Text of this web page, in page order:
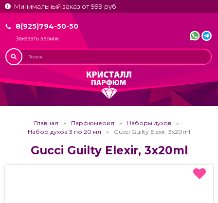
Минимальный заказ от 999 руб.
8(925)794-50-50
Заказать звонок
Главная Парфюмерия
Наборы духов
Набор духов 3 по 20 мл
Gucci Guilty Elexir, 3x20ml
Gucci Guilty Elexir, 3x20ml